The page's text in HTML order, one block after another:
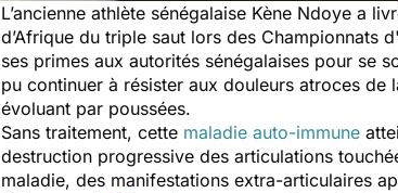
L’ancienne athlète sénégalaise Kène Ndoye a
d’Afrique du triple saut lors des Championnats
ses primes aux autorités sénégalaises pour se
pu continuer à résister aux douleurs atroces
évoluant par poussées.
Sans traitement, cette maladie auto-immune
destruction progressive des articulations
maladie, des manifestations extra-articulaires